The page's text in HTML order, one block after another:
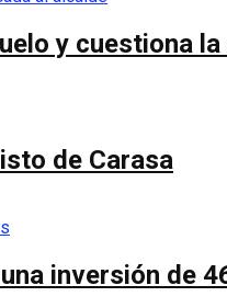
y cuestiona
de Carasa
inversión de